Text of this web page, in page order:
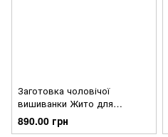
Заготовка чоловічої
вишиванки Жито для
вишивки бісером і нитками
СЧ009дБнннн
890.00 грн